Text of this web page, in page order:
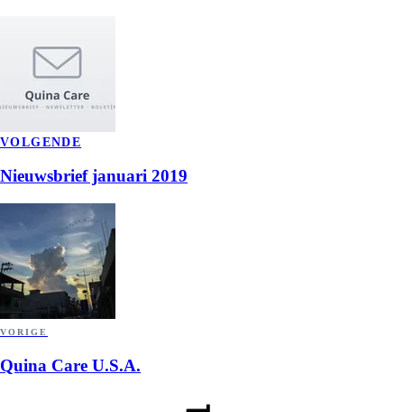
VOLGENDE
Nieuwsbrief januari 2019
VORIGE
Quina Care U.S.A.